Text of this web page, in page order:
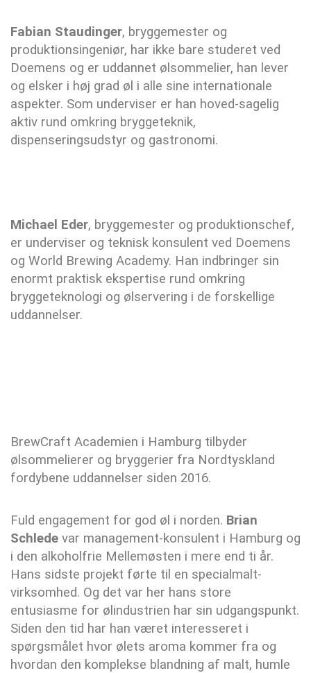
Fabian Staudinger, bryggemester og
produktionsingeniør, har ikke bare studeret ved
Doemens og er uddannet ølsommelier, han lever
og elsker i høj grad øl i alle sine internationale
aspekter. Som underviser er han hoved-sagelig
aktiv rund omkring bryggeteknik,
dispenseringsudstyr og gastronomi.
Michael Eder, bryggemester og produktionschef,
er underviser og teknisk konsulent ved Doemens
og World Brewing Academy. Han indbringer sin
enormt praktisk ekspertise rund omkring
bryggeteknologi og ølservering i de forskellige
uddannelser.
BrewCraft Academien i Hamburg tilbyder
ølsommelierer og bryggerier fra Nordtyskland
fordybene uddannelser siden 2016.
Fuld engagement for god øl i norden. Brian
Schlede var management-konsulent i Hamburg og
i den alkoholfrie Mellemøsten i mere end ti år.
Hans sidste projekt førte til en specialmalt-
virksomhed. Og det var her hans store
entusiasme for ølindustrien har sin udgangspunkt.
Siden den tid har han været interesseret i
spørgsmålet hvor ølets aroma kommer fra og
hvordan den komplekse blandning af malt, humle